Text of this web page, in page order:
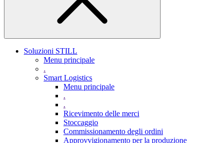
Soluzioni STILL
Menu principale
.
Smart Logistics
Menu principale
.
.
Ricevimento delle merci
Stoccaggio
Commissionamento degli ordini
Approvvigionamento per la produzione